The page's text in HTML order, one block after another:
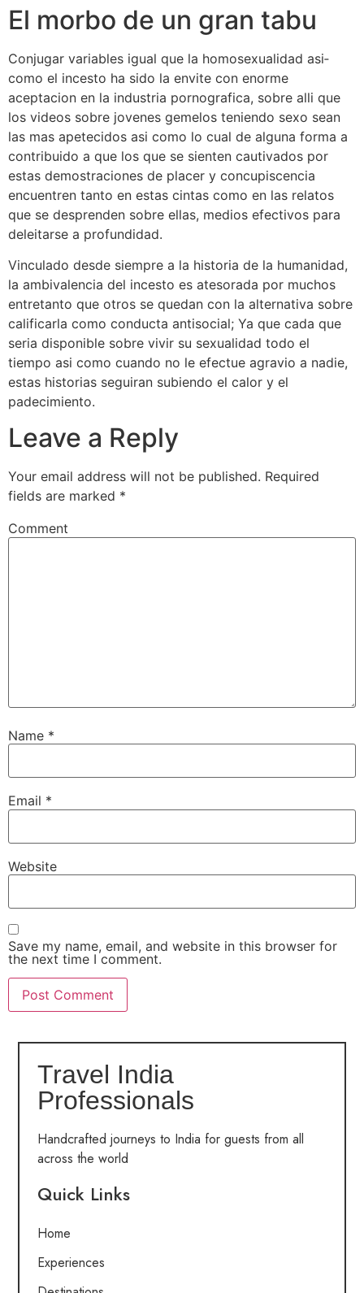
El morbo de un gran tabu
Conjugar variables igual que la homosexualidad asi­
como el incesto ha sido la envite con enorme
aceptacion en la industria pornografica, sobre alli que
los videos sobre jovenes gemelos teniendo sexo sean
las mas apetecidos asi­ como lo cual de alguna forma a
contribuido a que los que se sienten cautivados por
estas demostraciones de placer y concupiscencia
encuentren tanto en estas cintas como en las relatos
que se desprenden sobre ellas, medios efectivos para
deleitarse a profundidad.
Vinculado desde siempre a la historia de la humanidad,
la ambivalencia del incesto es atesorada por muchos
entretanto que otros se quedan con la alternativa sobre
calificarla como conducta antisocial; Ya que cada que
seri­a disponible sobre vivir su sexualidad todo el
tiempo asi­ como cuando no le efectue agravio a nadie,
estas historias seguiran subiendo el calor y el
padecimiento.
Leave a Reply
Your email address will not be published. Required
fields are marked *
Comment
Name *
Email *
Website
Save my name, email, and website in this browser for
the next time I comment.
Travel India
Professionals
Handcrafted journeys to India for guests from all
across the world
Quick Links
Home
Experiences